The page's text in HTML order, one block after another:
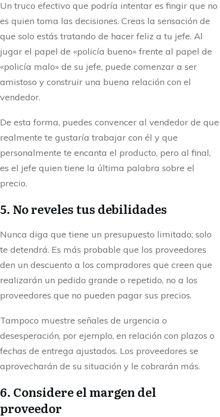
Un truco efectivo que podría intentar es fingir que no
es quien toma las decisiones. Creas la sensación de
que solo estás tratando de hacer feliz a tu jefe. Al
jugar el papel de «policía bueno» frente al papel de
«policía malo» de su jefe, puede comenzar a ser
amistoso y construir una buena relación con el
vendedor.
De esta forma, puedes convencer al vendedor de que
realmente te gustaría trabajar con él y que
personalmente te encanta el producto, pero al final,
es el jefe quien tiene la última palabra sobre el
precio.
5. No reveles tus debilidades
Nunca diga que tiene un presupuesto limitado; solo
te detendrá. Es más probable que los proveedores
den un descuento a los compradores que creen que
realizarán un pedido grande o repetido, no a los
proveedores que no pueden pagar sus precios.
Tampoco muestre señales de urgencia o
desesperación, por ejemplo, en relación con plazos o
fechas de entrega ajustados. Los proveedores se
aprovecharán de su situación y le cobrarán más.
6. Considere el margen del
proveedor